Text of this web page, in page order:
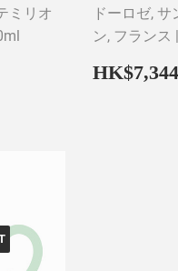
ミリオ
HK$680.00
ドーロゼ, サ
ン, フランス
Regular
price